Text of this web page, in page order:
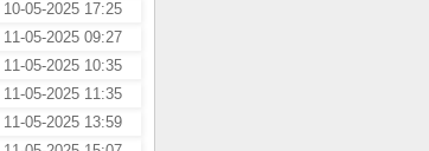
10-05-2025 17:25
11-05-2025 09:27
11-05-2025 10:35
11-05-2025 11:35
11-05-2025 13:59